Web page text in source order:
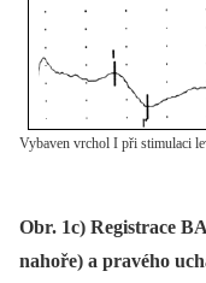
Vybaven vrchol I při stimulaci
Obr. 1c) Registrace
nahoře) a pravého